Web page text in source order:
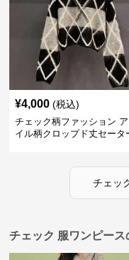
¥4,000 (税込)
チェック柄ファッション
イル柄クロップド丈セータ
チェッ
チェック 服ワンピー